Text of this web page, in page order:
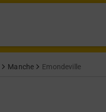
Manche Emondeville